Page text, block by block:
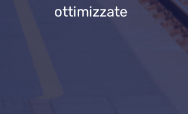
ottimizzate